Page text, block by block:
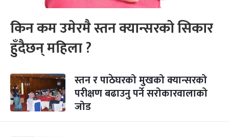
किन कम उमेरमै स्तन क्यान्सरको सिकार
हुँदैछन् महिला ?
स्तन र पाठेघरको मुखको क्यान्सरको
परीक्षण बढाउनु पर्ने सरोकारवालाको
जोड